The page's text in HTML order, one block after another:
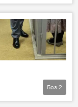
Боз 2